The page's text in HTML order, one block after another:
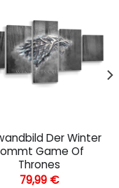
Der Winter
Game Of
Thrones
79,99 €